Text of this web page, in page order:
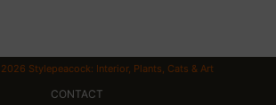
Stylepeacock: Interior, Plants, Cats & Art
CONTACT